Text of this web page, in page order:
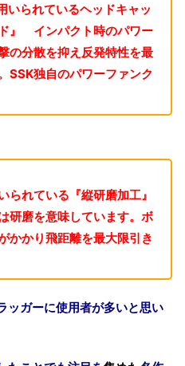
いられているヘッドキャッ
』 インパクト時のパワー
の分散を抑え反発特性を最
SSK独自のパワーファンク
られている『縦研磨加工』
研磨を意味しています。ボ
かかり飛距離を最大限引き
ッガーに使用者が多いと思い